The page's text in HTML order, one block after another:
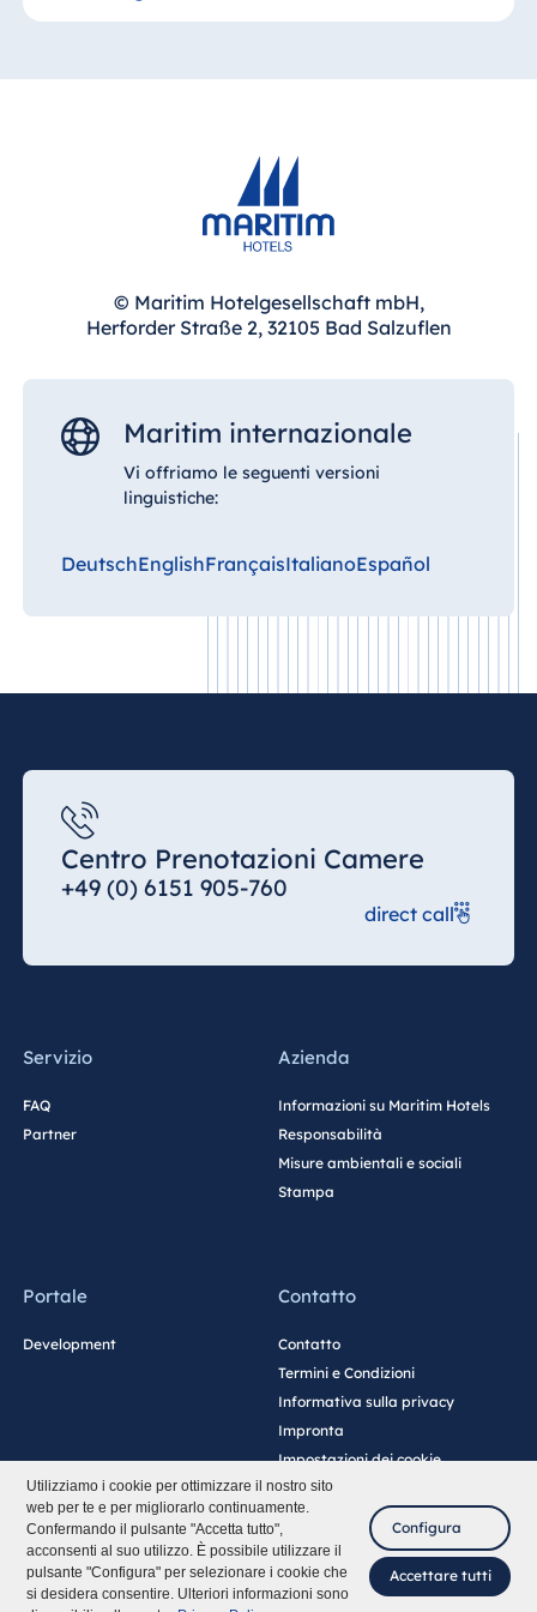
Utilizziamo i cookie per ottimizzare il nostro sito
web per te e per migliorarlo continuamente.
Confermando il pulsante "Accetta tutto",
acconsenti al suo utilizzo. È possibile utilizzare il
pulsante "Configura" per selezionare i cookie che
si desidera consentire. Ulteriori informazioni sono
Configura
Accettare tutti
un’organizzazione efficiente e uno svolgimento
e area eventi. I partecipanti beneficiano di
© Maritim Hotelgesellschaft mbH,
Herforder Straße 2, 32105 Bad Salzuflen
Maritim internazionale
Vi offriamo le seguenti versioni
linguistiche:
DeutschEnglishFrançaisItalianoEspañol
Centro Prenotazioni Camere
+49 (0) 6151 905-760
direct call
Servizio
FAQ
Partner
Azienda
Informazioni su Maritim Hotels
Responsabilità
Misure ambientali e sociali
Stampa
Portale
Development
Contatto
Contatto
Termini e Condizioni
Informativa sulla privacy
Impronta
Impostazioni dei cookie